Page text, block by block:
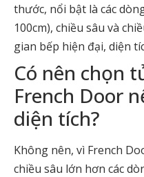
thước, nổi bật là các
100cm), chiều sâu và
gian bếp hiện đại, diện
Có nên chọn
French Door
diện tích?
Không nên, vì French
chiều sâu lớn hơn các